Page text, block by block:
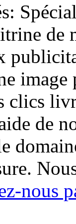
de
clics
de
nous